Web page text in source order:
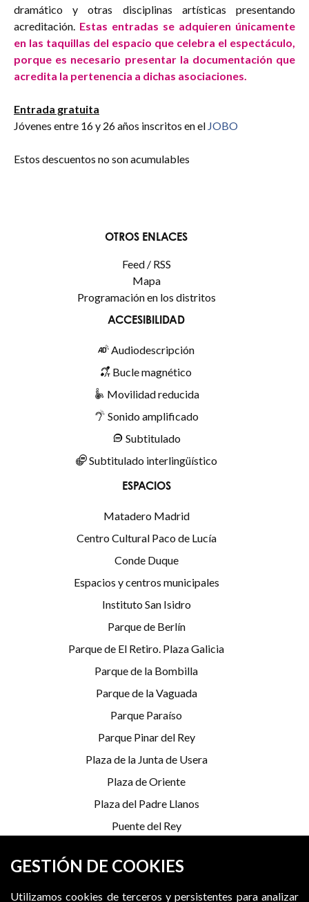
GESTIÓN DE COOKIES
Utilizamos cookies de terceros y persistentes para analizar
dramático y otras disciplinas artísticas presentando
acreditación. Estas entradas se adquieren únicamente
en las taquillas del espacio que celebra el espectáculo,
porque es necesario presentar la documentación que
acredita la pertenencia a dichas asociaciones.
Entrada gratuita
Jóvenes entre 16 y 26 años inscritos en el JOBO
Estos descuentos no son acumulables
OTROS ENLACES
Feed / RSS
Mapa
Programación en los distritos
ACCESIBILIDAD
Audiodescripción
Bucle magnético
Movilidad reducida
Sonido amplificado
Subtitulado
Subtitulado interlingüístico
ESPACIOS
Matadero Madrid
Centro Cultural Paco de Lucía
Conde Duque
Espacios y centros municipales
Instituto San Isidro
Parque de Berlín
Parque de El Retiro. Plaza Galicia
Parque de la Bombilla
Parque de la Vaguada
Parque Paraíso
Parque Pinar del Rey
Plaza de la Junta de Usera
Plaza de Oriente
Plaza del Padre Llanos
Puente del Rey
*Programación sujeta a cambios